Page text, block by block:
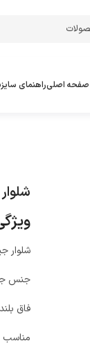
صفحه اصلیراهنمای
شلوار
جنس
فاق بلند
مناسب